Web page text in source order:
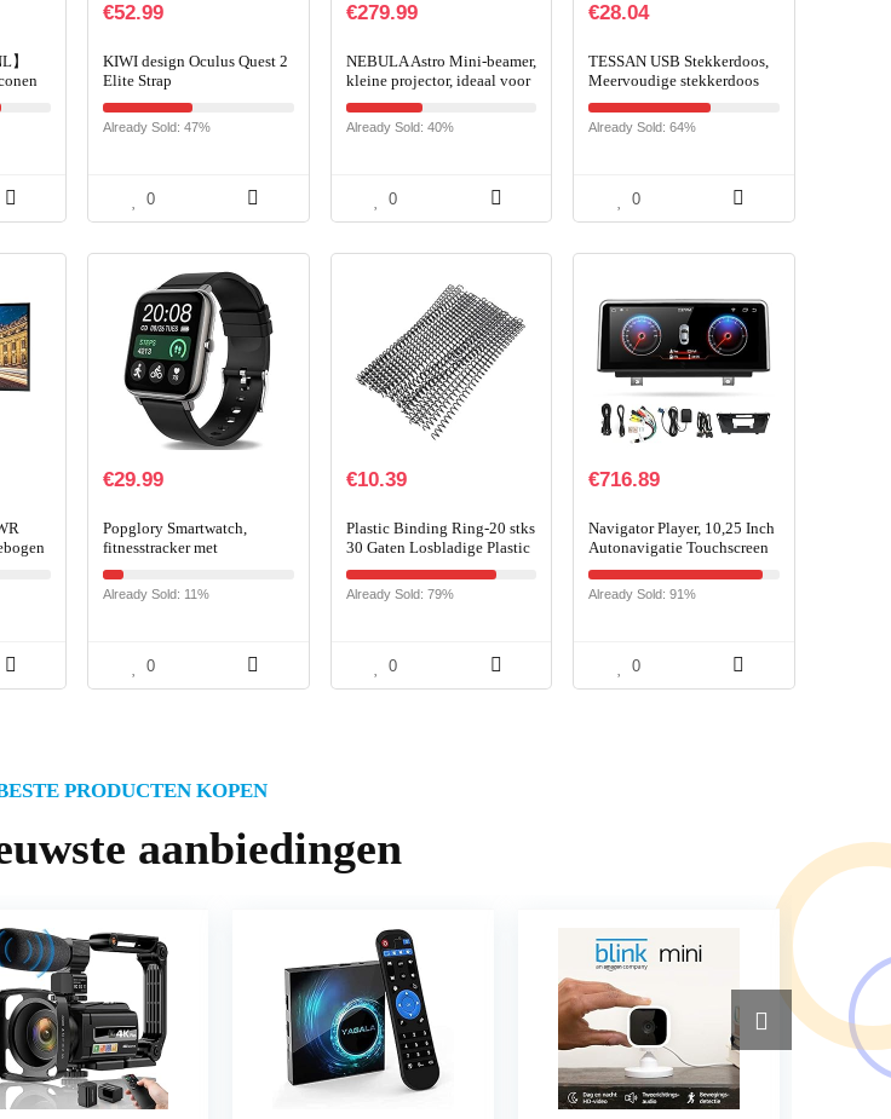
】
€52.99
KIWI design Oculus Quest 2
Elite Strap
Already Sold: 47%
0
€279.99
NEBULA Astro Mini-beamer,
kleine projector, ideaal voor
kinderen, met 100 ANSI
lumen, Android 7.1, sterk…
Already Sold: 40%
0
€28.04
TESSAN USB Stekkerdoos,
Meervoudige stekkerdoos
overspanningsbeveiliging, 8
voudige Stekkerdoos
Overspanningsbeveiliging
Already Sold: 64%
0
€29.99
Popglory Smartwatch,
fitnesstracker met
bloeddrukmeting,
fitnesshorloge met
hartslagmeter, slaapmonitor,
Already Sold: 11%
0
€10.39
Plastic Binding Ring-20 stks
30 Gaten Losbladige Plastic
Binding Ring Lente Spiraal
Ringen Voor A4
Papier(11mm-Zwart)
Already Sold: 79%
0
€716.89
Navigator Player, 10,25 Inch
Autonavigatie Touchscreen
Vervanging voor X5 E70
2007-2010 CCC-systeem
PX6 in Werking
Already Sold: 91%
0
PRODUCTEN KOPEN
aanbiedingen